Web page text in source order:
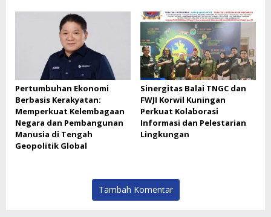
Pertumbuhan Ekonomi
Berbasis Kerakyatan:
Memperkuat Kelembagaan
Negara dan Pembangunan
Manusia di Tengah
Geopolitik Global
Sinergitas Balai TNGC dan
FWJI Korwil Kuningan
Perkuat Kolaborasi
Informasi dan Pelestarian
Lingkungan
Tambah Komentar